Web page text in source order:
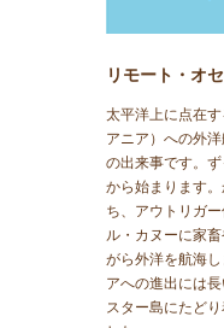
リモート・オ
太平洋上に点在
アニア）への外
の出来事です。
から始まります
ち、アウトリガ
ル・カヌーに家
がら外洋を航海
アへの進出には
スター島にたど